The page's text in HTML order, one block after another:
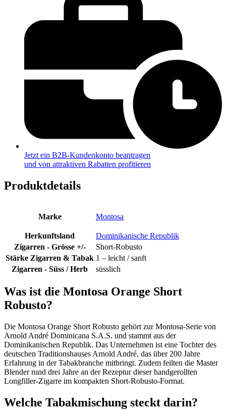
Jetzt ein B2B-Kundenkonto beantragen
und von attraktiven Rabatten profitieren
Produktdetails
Marke Montosa
Herkunftsland
Dominikanische Republik
Zigarren - Grösse +/-
Short-Robusto
Stärke Zigarren & Tabak 1 – leicht / sanft
Zigarren - Süss / Herb
süsslich
Was ist die Montosa Orange Short
Robusto?
Die Montosa Orange Short Robusto gehört zur Montosa-Serie von
Arnold André Dominicana S.A.S. und stammt aus der
Dominikanischen Republik. Das Unternehmen ist eine Tochter des
deutschen Traditionshauses Arnold André, das über 200 Jahre
Erfahrung in der Tabakbranche mitbringt. Zudem feilten die Master
Blender rund drei Jahre an der Rezeptur dieser handgerollten
Longfiller-Zigarre im kompakten Short-Robusto-Format.
Welche Tabakmischung steckt darin?